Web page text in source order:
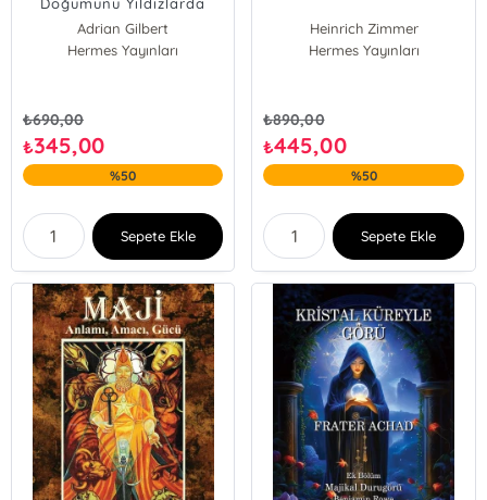
Gören Gizli Anadolu
Topluluğu
Adrian Gilbert
Hermes Yayınları
₺690,00
₺345,00
%50
Sepete Ekle
Heinrich Zimmer
Hermes Yayınları
₺890,00
₺445,00
%50
Sepete Ekle